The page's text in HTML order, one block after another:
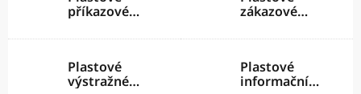
příkazové
zákazové
Plastové
výstražné
Plastové
informační